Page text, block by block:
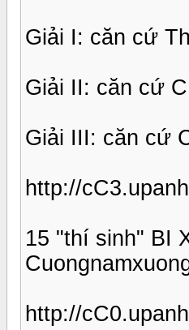
Giải I: căn cứ
Giải II: căn cứ
Giải III: căn cứ
http://
15 "thí sinh" BI
http://